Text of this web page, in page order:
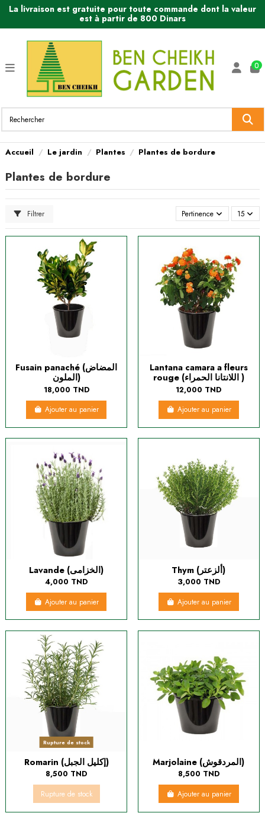
La livraison est gratuite pour toute commande dont la valeur
est à partir de 800 Dinars
0
Accueil Le jardin Plantes Plantes de bordure
Plantes de bordure
Filtrer Pertinence 15
Fusain panaché (المضاض
الملون)
18,000 TND
Ajouter au panier
Lantana camara a fleurs
rouge (اللانتانا الحمراء )
12,000 TND
Ajouter au panier
Lavande (الخزامى)
4,000 TND
Ajouter au panier
Thym (ألزعتر)
3,000 TND
Ajouter au panier
Rupture de stock
Romarin (إكليل الجبل)
8,500 TND
Rupture de stock
Marjolaine (المردقوش)
8,500 TND
Ajouter au panier